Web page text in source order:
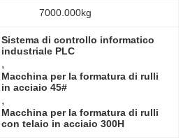
7000.000kg
Sistema di controllo informatico
industriale PLC
,
Macchina per la formatura di rulli
in acciaio 45#
,
Macchina per la formatura di rulli
con telaio in acciaio 300H